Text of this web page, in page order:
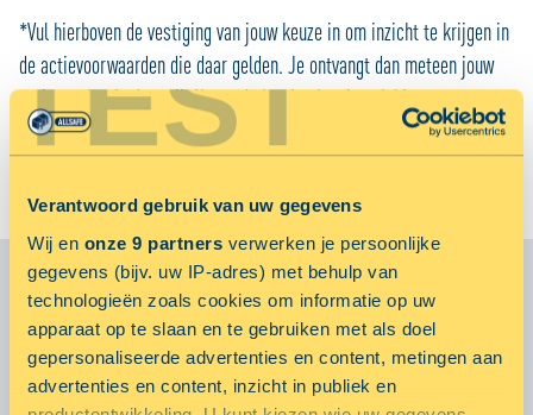
TEST
Verantwoord gebruik van uw gegevens
Wij en onze 9 partners verwerken je persoonlijke
gegevens (bijv. uw IP-adres) met behulp van
technologieën zoals cookies om informatie op uw
apparaat op te slaan en te gebruiken met als doel
gepersonaliseerde advertenties en content, metingen aan
advertenties en content, inzicht in publiek en
*Vul hierboven de vestiging van jouw keuze in om inzicht te krijgen in
de actievoorwaarden die daar gelden. Je ontvangt dan meteen jouw
actievoucher in de mail. Naast de korting kun je ook kiezen voor
gratis gebruik van de ALLSAFE verhuisbus, aanhanger of de haal- en
brengservice.
KORTING OP BASIS VAN DE VESTIGING